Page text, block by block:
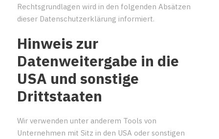
Rechtsgrundlagen wird in den folgenden Absätzen
dieser Datenschutzerklärung informiert.
Hinweis zur
Datenweitergabe in die
USA und sonstige
Drittstaaten
Wir verwenden unter anderem Tools von
Unternehmen mit Sitz in den USA oder sonstigen